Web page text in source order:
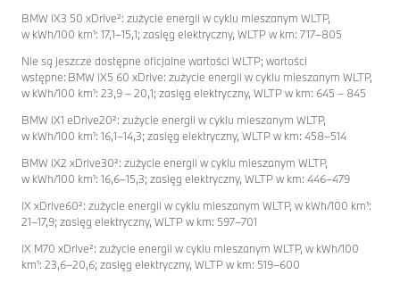
BMW iX3 50 xDrive²: zużycie energii w cyklu mieszanym WLTP,
w kWh/100 km¹: 17,1–15,1; zasięg elektryczny, WLTP w km: 717–805
Nie są jeszcze dostępne oficjalne wartości WLTP; wartości
wstępne: BMW iX5 60 xDrive: zużycie energii w cyklu mieszanym WLTP,
w kWh/100 km¹: 23,9 – 20,1; zasięg elektryczny, WLTP w km: 645 – 845
BMW iX1 eDrive20²: zużycie energii w cyklu mieszanym WLTP,
w kWh/100 km¹: 16,1–14,3; zasięg elektryczny, WLTP w km: 458–514
BMW iX2 xDrive30²: zużycie energii w cyklu mieszanym WLTP,
w kWh/100 km¹: 16,6–15,3; zasięg elektryczny, WLTP w km: 446–479
iX xDrive60²: zużycie energii w cyklu mieszanym WLTP, w kWh/100 km¹:
21–17,9; zasięg elektryczny, WLTP w km: 597–701
iX M70 xDrive²: zużycie energii w cyklu mieszanym WLTP, w kWh/100
km¹: 23,6–20,6; zasięg elektryczny, WLTP w km: 519–600